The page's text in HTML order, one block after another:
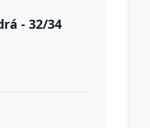
- 32/34